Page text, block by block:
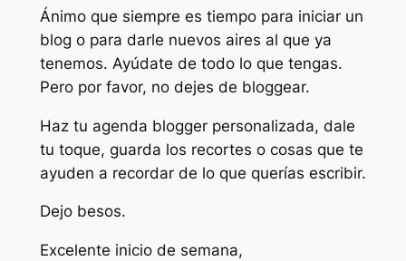
Ánimo que siempre es tiempo para iniciar un
blog o para darle nuevos aires al que ya
tenemos. Ayúdate de todo lo que tengas.
Pero por favor, no dejes de bloggear.
Haz tu agenda blogger personalizada, dale
tu toque, guarda los recortes o cosas que te
ayuden a recordar de lo que querías escribir.
Dejo besos.
Excelente inicio de semana,